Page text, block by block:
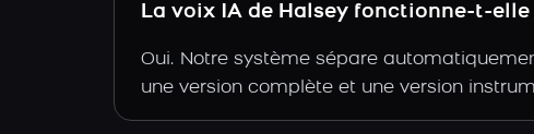
La voix IA de Halsey fonctionne-t-
Oui. Notre système sépare
une version complète et une version